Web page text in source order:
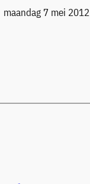
Datum
maandag 7 mei 2012